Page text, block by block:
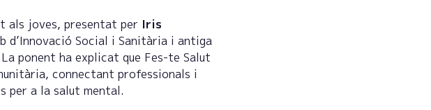
als joves, presentat per Iris
d’Innovació Social i Sanitària i antiga
ponent ha explicat que Fes-te Salut
connectant professionals i
per a la salut mental.